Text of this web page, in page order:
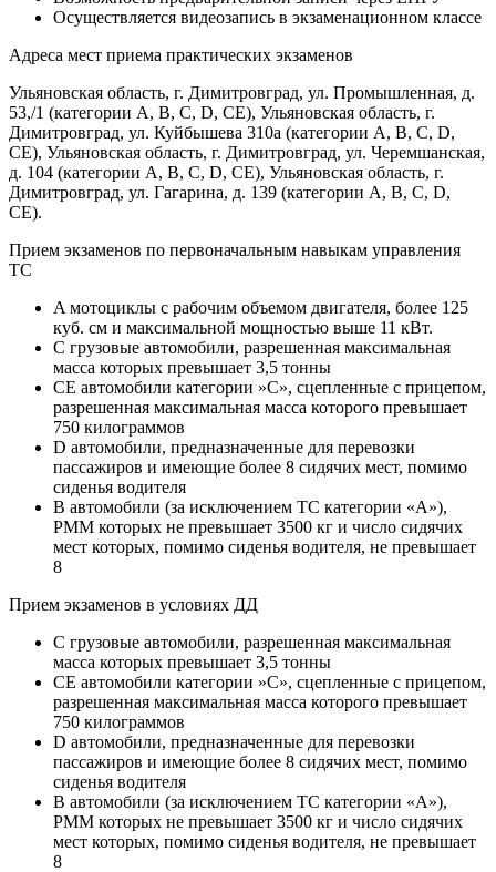
Осуществляется видеозапись в экзаменационном классе
Адреса мест приема практических экзаменов
Ульяновская область, г. Димитровград, ул. Промышленная, д.
53,/1 (категории А, В, С, D, СЕ), Ульяновская область, г.
Димитровград, ул. Куйбышева 310а (категории А, В, С, D,
СЕ), Ульяновская область, г. Димитровград, ул. Черемшанская,
д. 104 (категории А, В, С, D, СЕ), Ульяновская область, г.
Димитровград, ул. Гагарина, д. 139 (категории А, В, С, D,
СЕ).
Прием экзаменов по первоначальным навыкам управления
ТС
A мотоциклы с рабочим объемом двигателя, более 125
куб. см и максимальной мощностью выше 11 кВт.
C грузовые автомобили, разрешенная максимальная
масса которых превышает 3,5 тонны
CE автомобили категории »С», сцепленные с прицепом,
разрешенная максимальная масса которого превышает
750 килограммов
D автомобили, предназначенные для перевозки
пассажиров и имеющие более 8 сидячих мест, помимо
сиденья водителя
B автомобили (за исключением ТС категории «A»),
РММ которых не превышает 3500 кг и число сидячих
мест которых, помимо сиденья водителя, не превышает
8
Прием экзаменов в условиях ДД
C грузовые автомобили, разрешенная максимальная
масса которых превышает 3,5 тонны
CE автомобили категории »С», сцепленные с прицепом,
разрешенная максимальная масса которого превышает
750 килограммов
D автомобили, предназначенные для перевозки
пассажиров и имеющие более 8 сидячих мест, помимо
сиденья водителя
B автомобили (за исключением ТС категории «A»),
РММ которых не превышает 3500 кг и число сидячих
мест которых, помимо сиденья водителя, не превышает
8